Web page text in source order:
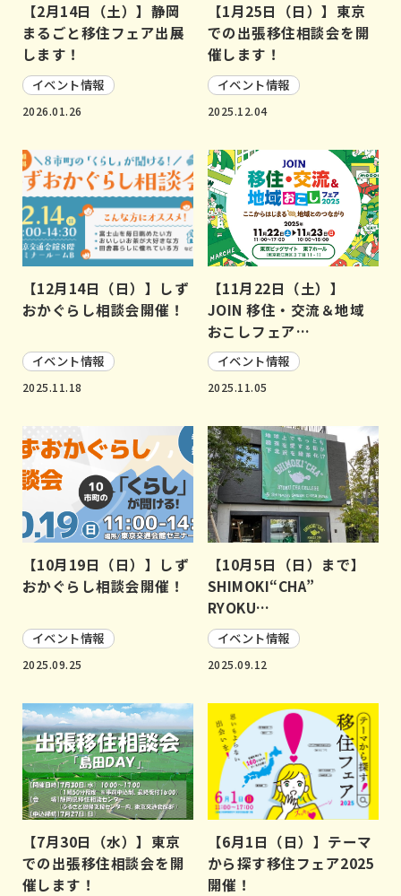
【2月14日（土）】静岡
まるごと移住フェア出展
します！
イベント情報
2026.01.26
【1月25日（日）】東京
での出張移住相談会を開
催します！
イベント情報
2025.12.04
【12月14日（日）】しず
おかぐらし相談会開催！
イベント情報
2025.11.18
【11月22日（土）】
JOIN 移住・交流＆地域
おこしフェア…
イベント情報
2025.11.05
【10月19日（日）】しず
おかぐらし相談会開催！
イベント情報
2025.09.25
【10月5日（日）まで】
SHIMOKI“CHA”
RYOKU…
イベント情報
2025.09.12
【7月30日（水）】東京
での出張移住相談会を開
催します！
【6月1日（日）】テーマ
から探す移住フェア2025
開催！